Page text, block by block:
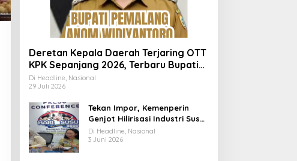
Deretan Kepala Daerah Terjaring OTT
KPK Sepanjang 2026, Terbaru Bupati
Pemalang Anom Widiyantoro
Di Headline, Nasional
29 Juli 2026
Tekan Impor, Kemenperin
Genjot Hilirisasi Industri Susu
Lewat Momen Hari Susu
Nusantara 2026
Di Headline, Nasional
3 Juni 2026